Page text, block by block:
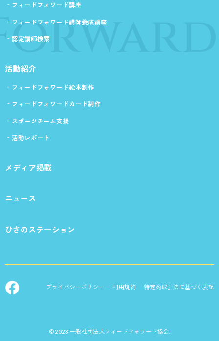
フィードフォワード講座
フィードフォワード講師養成講座
認定講師検索
活動紹介
フィードフォワード絵本制作
フィードフォワードカード制作
スポーツチーム支援
活動レポート
メディア掲載
ニュース
ひさのステーション
プライバシーポリシー 利用規約 特定商取引法に基づく表記
© 2023 一般社団法人フィードフォワード協会.